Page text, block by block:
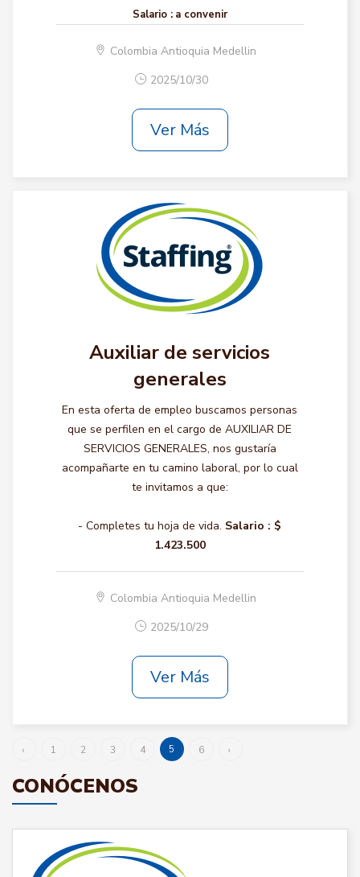
Salario : a convenir
Colombia Antioquia Medellin
2025/10/30
Ver Más
Auxiliar de servicios
generales
En esta oferta de empleo buscamos personas
que se perfilen en el cargo de AUXILIAR DE
SERVICIOS GENERALES, nos gustaría
acompañarte en tu camino laboral, por lo cual
te invitamos a que:
- Completes tu hoja de vida. Salario : $
1.423.500
Colombia Antioquia Medellin
2025/10/29
Ver Más
‹ 1 2 3 4 5 6 ›
CONÓCENOS